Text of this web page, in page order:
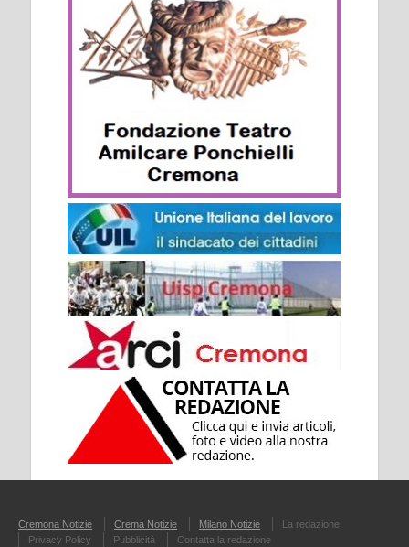
Cremona Notizie Crema Notizie Milano Notizie
La redazione
Privacy Policy
Pubblicità Contatta la redazione